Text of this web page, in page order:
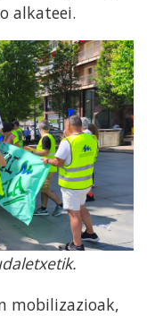
alkateei.
mobilizazioak,